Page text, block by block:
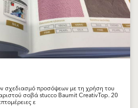
σχεδιασμό προσόψεων με τη χρήση του
σοβά stucco Baumit CreativTop. 20
ε